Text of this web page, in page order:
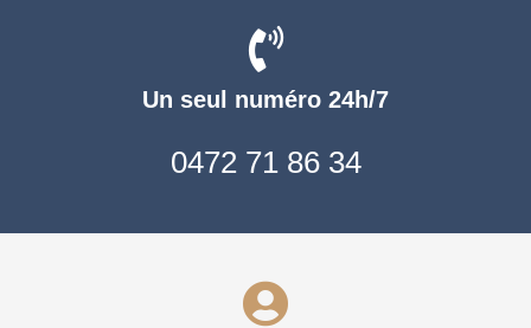
Un seul numéro 24h/7
0472 71 86 34